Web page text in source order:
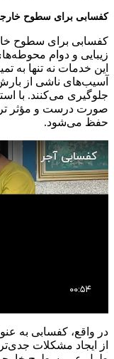
کفسابی برای سطوح
کفسابی برای سطوح
زیبایی و دوام
این خدمات نه تنها به
آسیب‌های ناشی از
جلوگیری می‌کنند. با
صورت درست و مؤثر
حفظ می‌شود.
در واقع، کفسابی به
از ایجاد مشکلات